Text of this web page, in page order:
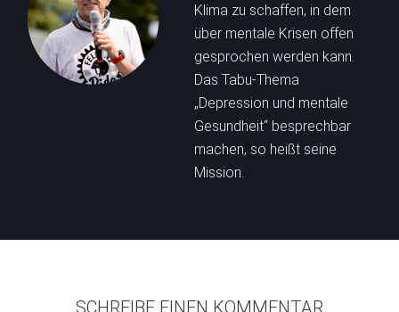
Klima zu schaffen, in dem
über mentale Krisen offen
gesprochen werden kann.
Das Tabu-Thema
„Depression und mentale
Gesundheit“ besprechbar
machen, so heißt seine
Mission.